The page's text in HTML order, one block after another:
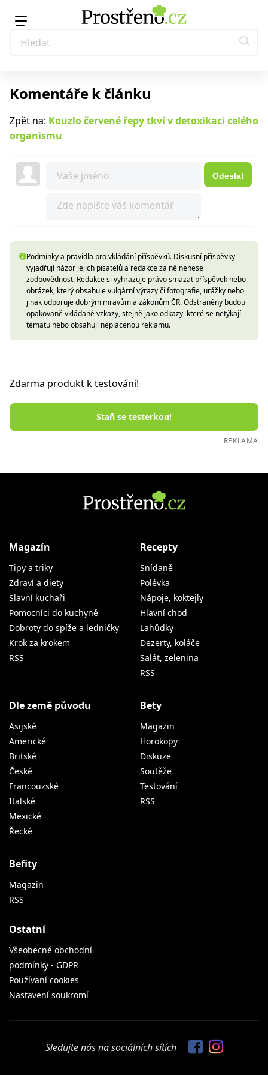
Komentáře k článku
Zpět na: Kouzlo červené řepy tkví v detoxikaci celého
organismu
Odeslat
Podmínky a pravidla pro vkládání příspěvků. Diskusní příspěvky
vyjadřují názor jejich pisatelů a redakce za ně nenese
zodpovědnost. Redakce si vyhrazuje právo smazat příspěvek nebo
obrázek, který obsahuje vulgární výrazy či fotografie, urážky nebo
jinak odporuje dobrým mravům a zákonům ČR. Odstraněny budou
opakovaně vkládané vzkazy, stejně jako odkazy, které se netýkají
tématu nebo obsahují neplacenou reklamu.
Zdarma produkt k testování!
Staň se testerkou!
REKLAMA
Magazín
Tipy a triky
Zdraví a diety
Slavní kuchaři
Pomocníci do kuchyně
Dobroty do spíže a ledničky
Krok za krokem
RSS
Recepty
Snídaně
Polévka
Nápoje, koktejly
Hlavní chod
Lahůdky
Dezerty, koláče
Salát, zelenina
RSS
Dle země původu
Asijské
Americké
Britské
České
Francouzské
Italské
Mexické
Řecké
Bety
Magazin
Horokopy
Diskuze
Soutěže
Testování
RSS
Befity
Magazin
RSS
Ostatní
Všeobecné obchodní
podmínky - GDPR
Používaní cookies
Nastavení soukromí
Sledujte nás na sociálních sítích